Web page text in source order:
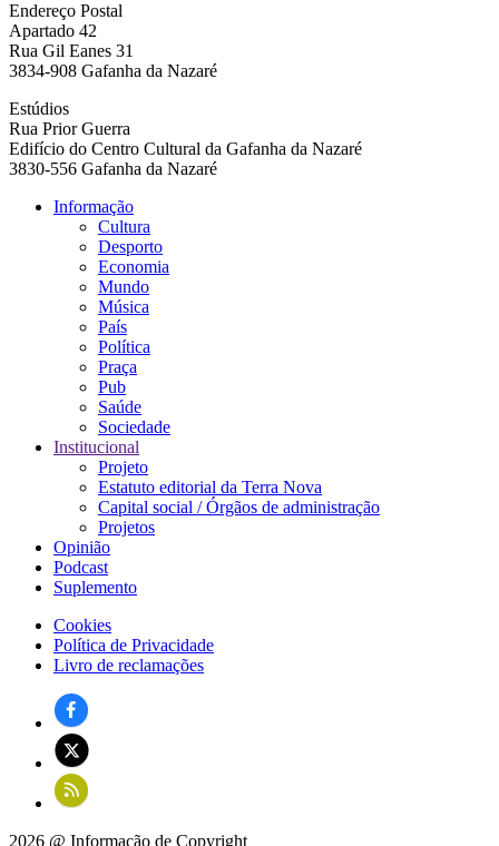
Endereço Postal
Apartado 42
Rua Gil Eanes 31
3834-908 Gafanha da Nazaré
Estúdios
Rua Prior Guerra
Edifício do Centro Cultural da Gafanha da Nazaré
3830-556 Gafanha da Nazaré
Navegação
principal
Informação
Cultura
Desporto
Economia
Mundo
Música
País
Política
Praça
Pub
Saúde
Sociedade
Institucional
Projeto
Estatuto editorial da Terra Nova
Capital social / Órgãos de administração
Projetos
Opinião
Podcast
Suplemento
Rodapé
Cookies
Política de Privacidade
Livro de reclamações
2026 @ Informação de Copyright